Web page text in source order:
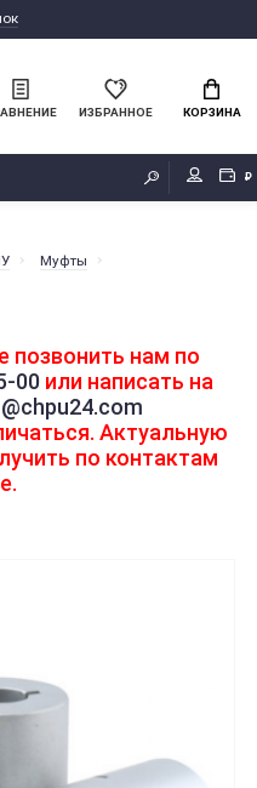
ИЗБРАННОЕ КОРЗИНА
₽
Муфты
позвонить нам по
00или написать на
Актуальную
по контактам